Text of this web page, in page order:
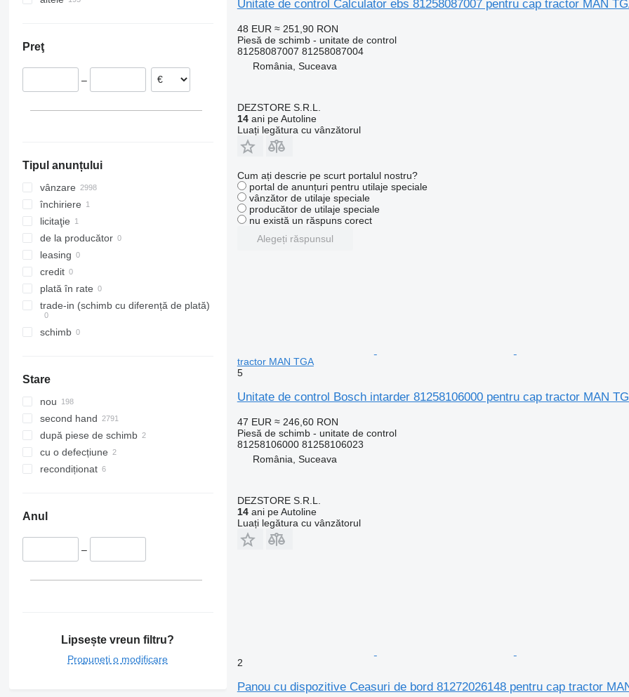
Cehia
Spania
Preţ
–
Tipul anunțului
vânzare
închiriere
licitaţie
de la producător
leasing
credit
plată în rate
trade-in (schimb cu diferență de plată)
schimb
Stare
nou
second hand
după piese de schimb
cu o defecțiune
recondiționat
Anul
–
Lipsește vreun filtru?
Propuneți o modificare
Unitate de control Calculator ebs 81258087007 pentru cap tractor MAN
48 EUR ≈ 251,90 RON
Piesă de schimb - unitate de control
81258087007 81258087004
România, Suceava
DEZSTORE S.R.L.
14ani pe Autoline
Luați legătura cu vânzătorul
Cum ați descrie pe scurt portalul nostru?
portal de anunțuri pentru utilaje speciale
vânzător de utilaje speciale
producător de utilaje speciale
nu există un răspuns corect
Alegeți răspunsul
tractor MAN TGA
5
Unitate de control Bosch intarder 81258106000 pentru cap tractor MAN
47 EUR ≈ 246,60 RON
Piesă de schimb - unitate de control
81258106000 81258106023
România, Suceava
DEZSTORE S.R.L.
14ani pe Autoline
Luați legătura cu vânzătorul
2
Panou cu dispozitive Ceasuri de bord 81272026148 pentru cap tractor